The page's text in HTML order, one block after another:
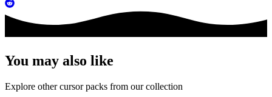
You may also like
Explore other cursor packs from our collection